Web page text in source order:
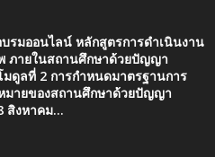
รมออนไลน์ หลักสูตรการดำเนินงาน
ภายในสถานศึกษาด้วยปัญญา
มดูลที่ 2 การกำหนดมาตรฐานการ
มายของสถานศึกษาด้วยปัญญา
สิงหาคม...